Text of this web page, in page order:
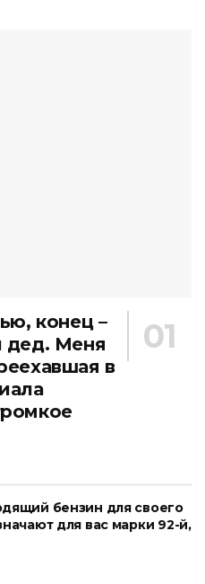
конец –
дед. Меня
в
бензин для своего
для вас марки 92-й,